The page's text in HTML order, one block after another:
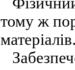
тому ж
матеріалів.